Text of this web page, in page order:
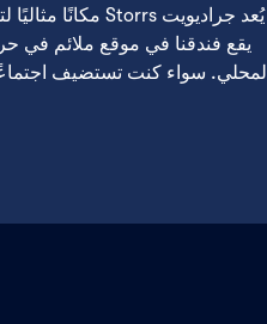
يقع فندقنا في موقع ملائم في
المحلي. سواء كنت تستضيف